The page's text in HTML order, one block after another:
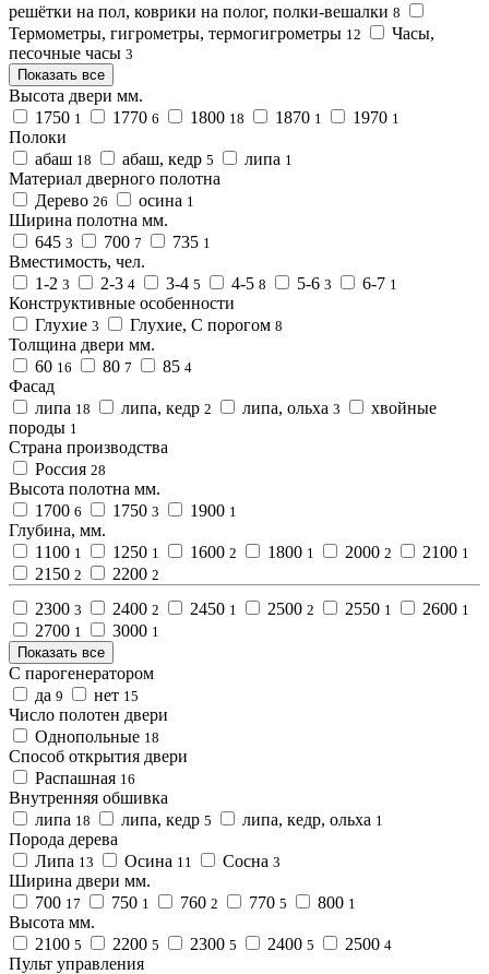
решётки на пол, коврики на полог, полки-вешалки 8
Термометры, гигрометры, термогигрометры 12
Часы,
песочные часы 3
Показать все
Высота двери мм.
1750 1 1770 6 1800 18 1870 1 1970 1
Полоки
абаш 18 абаш, кедр 5 липа 1
Материал дверного полотна
Дерево 26 осина 1
Ширина полотна мм.
645 3 700 7 735 1
Вместимость, чел.
1-2 3 2-3 4 3-4 5 4-5 8 5-6 3 6-7 1
Конструктивные особенности
Глухие 3 Глухие, С порогом 8
Толщина двери мм.
60 16 80 7 85 4
Фасад
липа 18 липа, кедр 2 липа, ольха 3
хвойные
породы 1
Страна производства
Россия 28
Высота полотна мм.
1700 6 1750 3 1900 1
Глубина, мм.
1100 1 1250 1 1600 2 1800 1 2000 2 2100 1
2150 2 2200 2
2300 3 2400 2 2450 1 2500 2 2550 1 2600 1
2700 1 3000 1
Показать все
С парогенератором
да 9 нет 15
Число полотен двери
Однопольные 18
Способ открытия двери
Распашная 16
Внутренняя обшивка
липа 18 липа, кедр 5 липа, кедр, ольха 1
Порода дерева
Липа 13 Осина 11 Сосна 3
Ширина двери мм.
700 17 750 1 760 2 770 5 800 1
Высота мм.
2100 5 2200 5 2300 5 2400 5 2500 4
Пульт управления